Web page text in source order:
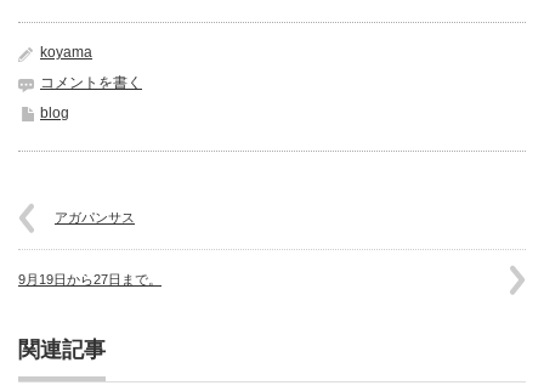
koyama
コメントを書く
blog
アガパンサス
9月19日から27日まで。
関連記事